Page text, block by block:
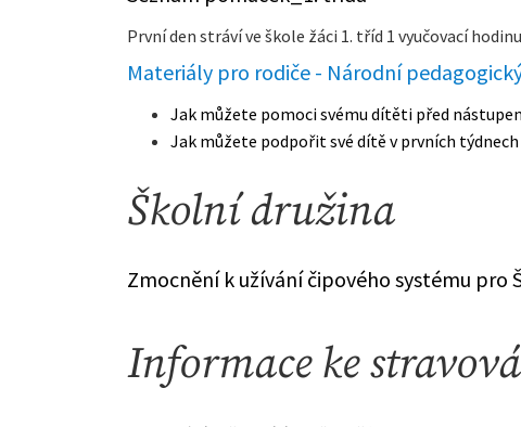
První den stráví ve škole žáci 1. tříd 1 vyučovací
Materiály pro rodiče - Národní
Jak můžete pomoci svému dítěti před
Jak můžete podpořit své dítě v prvních
Školní družina
Zmocnění k užívání čipového systému pro
Informace ke